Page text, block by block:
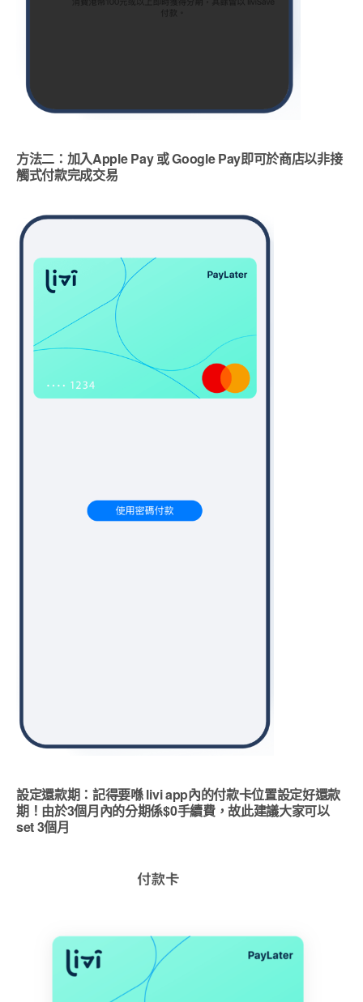
方法二：加入Apple Pay 或 Google Pay即可於商店以非接
觸式付款完成交易
設定還款期：記得要喺 livi app內的付款卡位置設定好還款
期！由於3個月內的分期係$0手續費，故此建議大家可以
set 3個月